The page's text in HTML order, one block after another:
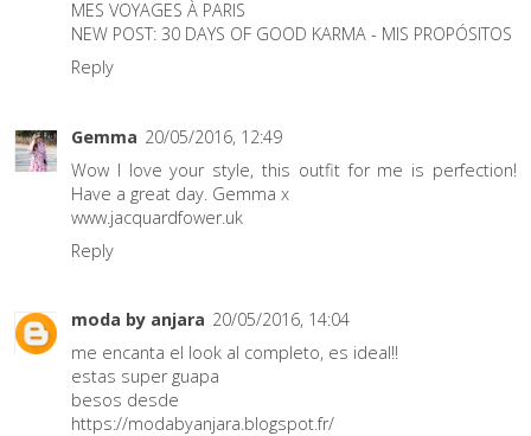
MES VOYAGES À PARIS
NEW POST: 30 DAYS OF GOOD KARMA - MIS PROPÓSITOS
Reply
Gemma 20/05/2016, 12:49
Wow I love your style, this outfit for me is perfection!
Have a great day. Gemma x
www.jacquardfower.uk
Reply
moda by anjara 20/05/2016, 14:04
me encanta el look al completo, es ideal!!
estas super guapa
besos desde
https://modabyanjara.blogspot.fr/